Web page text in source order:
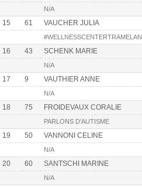
N/A
15 61 VAUCHER JULIA
#WELLNESSCENTERTRAMELAN
16 43 SCHENK MARIE
N/A
17 9 VAUTHIER ANNE
N/A
18 75 FROIDEVAUX CORALIE
PARLONS D'AUTISME
19 50 VANNONI CELINE
N/A
20 60 SANTSCHI MARINE
N/A